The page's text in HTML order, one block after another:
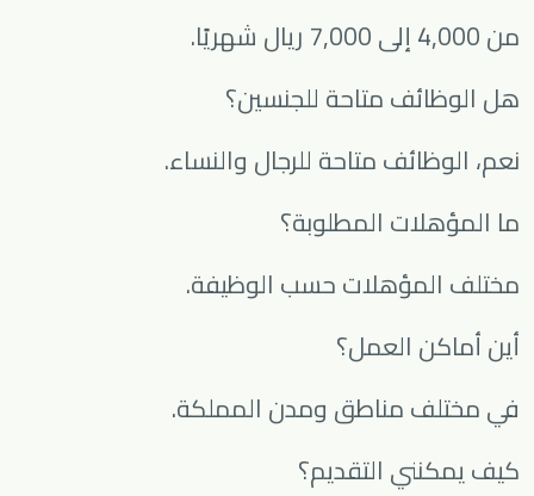
من 4,000 إلى 7,000 ريال شهريًا.
هل الوظائف متاحة للجنسين؟
نعم، الوظائف متاحة للرجال والنساء.
ما المؤهلات المطلوبة؟
مختلف المؤهلات حسب الوظيفة.
أين أماكن العمل؟
في مختلف مناطق ومدن المملكة.
كيف يمكنني التقديم؟